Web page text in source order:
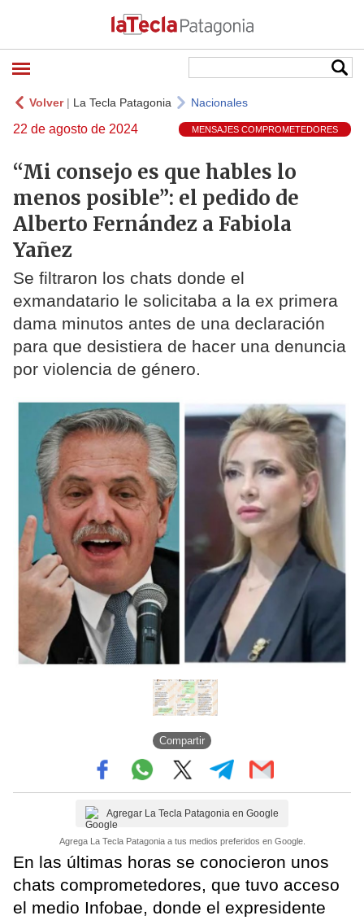
Volver| La Tecla Patagonia Nacionales
22 de agosto de 2024 MENSAJES COMPROMETEDORES
“Mi consejo es que hables lo
menos posible”: el pedido de
Alberto Fernández a Fabiola
Yañez
Se filtraron los chats donde el
exmandatario le solicitaba a la ex primera
dama minutos antes de una declaración
para que desistiera de hacer una denuncia
por violencia de género.
Compartir
Agregar La Tecla Patagonia en Google
Agrega La Tecla Patagonia a tus medios preferidos en Google.
En las últimas horas se conocieron unos
chats comprometedores, que tuvo acceso
el medio Infobae, donde el expresidente